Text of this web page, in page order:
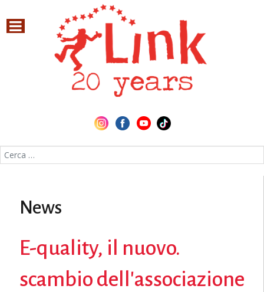
Cerca nel sito
News
E-quality, il nuovo.
scambio dell'associazione